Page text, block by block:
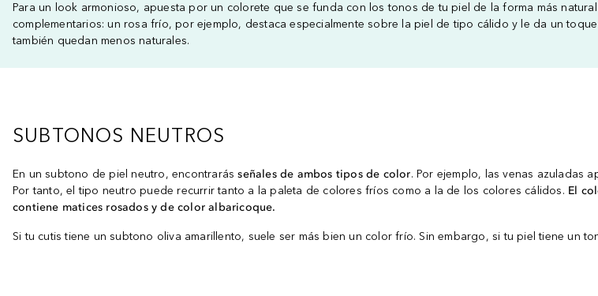
Para un look armonioso, apuesta por un colorete que se funda con los tonos de tu piel de la forma más
complementarios: un rosa frío, por ejemplo, destaca especialmente sobre la piel de tipo cálido y le da un
también quedan menos naturales.
SUBTONOS NEUTROS
En un subtono de piel neutro, encontrarásseñales de ambos tipos de color. Por ejemplo, las venas azuladas
Por tanto, el tipo neutro puede recurrir tanto a la paleta de colores fríos como a la de los colores cálidos. El
contiene matices rosados y de color albaricoque.
Si tu cutis tiene un subtono oliva amarillento, suele ser más bien un color frío. Sin embargo, si tu piel tiene un